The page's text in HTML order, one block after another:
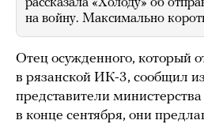
рассказала «Холоду» об
на войну. Максимально
Отец осужденного, который
в рязанской ИК-3, сообщил
представители
в конце сентября, они